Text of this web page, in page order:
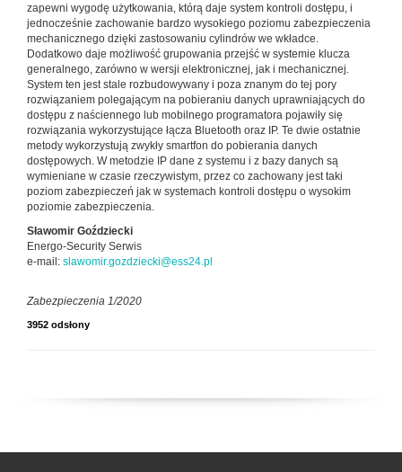
zapewni wygodę użytkowania, którą daje system kontroli dostępu, i
jednocześnie zachowanie bardzo wysokiego poziomu zabezpieczenia
mechanicznego dzięki zastosowaniu cylindrów we wkładce.
Dodatkowo daje możliwość grupowania przejść w systemie klucza
generalnego, zarówno w wersji elektronicznej, jak i mechanicznej.
System ten jest stale rozbudowywany i poza znanym do tej pory
rozwiązaniem polegającym na pobieraniu danych uprawniających do
dostępu z naściennego lub mobilnego programatora pojawiły się
rozwiązania wykorzystujące łącza Bluetooth oraz IP. Te dwie ostatnie
metody wykorzystują zwykły smartfon do pobierania danych
dostępowych. W metodzie IP dane z systemu i z bazy danych są
wymieniane w czasie rzeczywistym, przez co zachowany jest taki
poziom zabezpieczeń jak w systemach kontroli dostępu o wysokim
poziomie zabezpieczenia.
Sławomir Goździecki
Energo-Security Serwis
e-mail: slawomir.gozdziecki@ess24.pl
Zabezpieczenia 1/2020
3952 odsłony